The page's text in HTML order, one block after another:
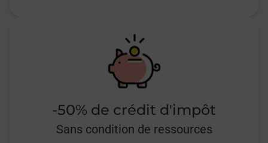
-50% de crédit d'impôt
Sans condition de ressources